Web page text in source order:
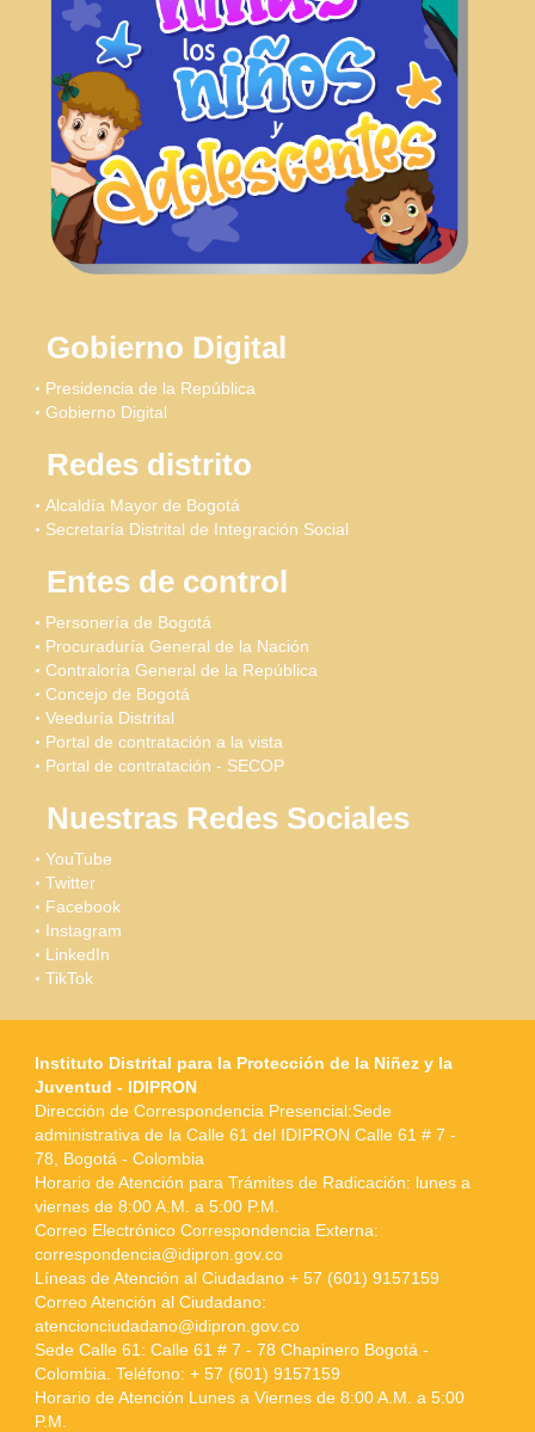
Gobierno Digital
Presidencia de la República
Gobierno Digital
Redes distrito
Alcaldía Mayor de Bogotá
Secretaría Distrital de Integración Social
Entes de control
Personería de Bogotá
Procuraduría General de la Nación
Contraloría General de la República
Concejo de Bogotá
Veeduría Distrital
Portal de contratación a la vista
Portal de contratación - SECOP
Nuestras Redes Sociales
YouTube
Twitter
Facebook
Instagram
LinkedIn
TikTok
Instituto Distrital para la Protección de la Niñez y la
Juventud - IDIPRON
Dirección de Correspondencia Presencial:Sede
administrativa de la Calle 61 del IDIPRON Calle 61 # 7 -
78, Bogotá - Colombia
Horario de Atención para Trámites de Radicación: lunes a
viernes de 8:00 A.M. a 5:00 P.M.
Correo Electrónico Correspondencia Externa:
correspondencia@idipron.gov.co
Líneas de Atención al Ciudadano + 57 (601) 9157159
Correo Atención al Ciudadano:
atencionciudadano@idipron.gov.co
Sede Calle 61: Calle 61 # 7 - 78 Chapinero Bogotá -
Colombia. Teléfono: + 57 (601) 9157159
Horario de Atención Lunes a Viernes de 8:00 A.M. a 5:00
P.M.